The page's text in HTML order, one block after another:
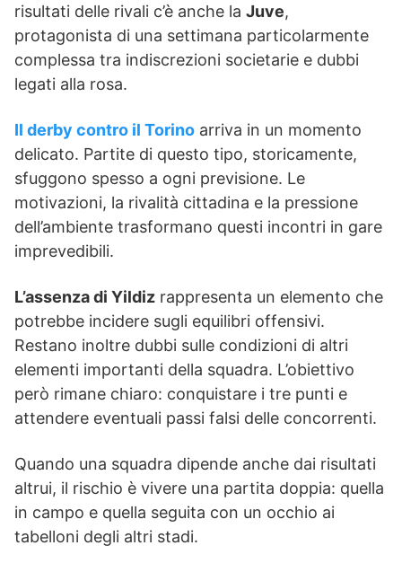
risultati delle rivali c’è anche la Juve,
protagonista di una settimana particolarmente
complessa tra indiscrezioni societarie e dubbi
legati alla rosa.
Il derby contro il Torino arriva in un momento
delicato. Partite di questo tipo, storicamente,
sfuggono spesso a ogni previsione. Le
motivazioni, la rivalità cittadina e la pressione
dell’ambiente trasformano questi incontri in gare
imprevedibili.
L’assenza di Yildiz rappresenta un elemento che
potrebbe incidere sugli equilibri offensivi.
Restano inoltre dubbi sulle condizioni di altri
elementi importanti della squadra. L’obiettivo
però rimane chiaro: conquistare i tre punti e
attendere eventuali passi falsi delle concorrenti.
Quando una squadra dipende anche dai risultati
altrui, il rischio è vivere una partita doppia: quella
in campo e quella seguita con un occhio ai
tabelloni degli altri stadi.